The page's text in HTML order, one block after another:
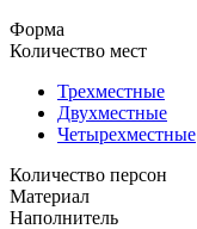
Форма
Количество мест
Трехместные
Двухместные
Четырехместные
Количество персон
Материал
Наполнитель